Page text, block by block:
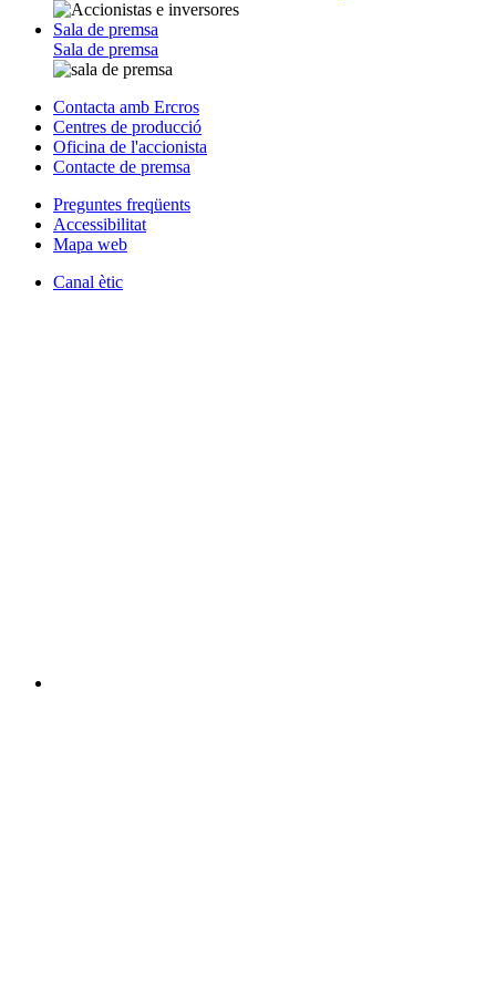
Sala de premsa
Sala de premsa
Contacta amb Ercros
Centres de producció
Oficina de l'accionista
Contacte de premsa
Preguntes freqüents
Accessibilitat
Mapa web
Canal ètic